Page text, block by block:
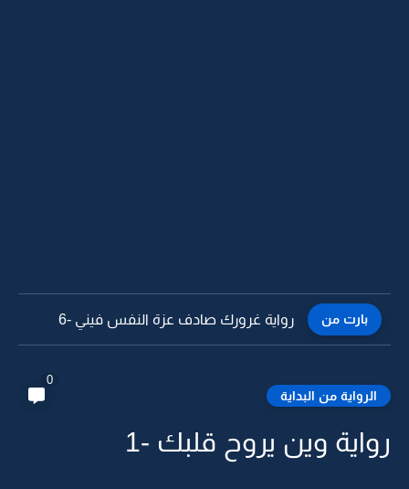
بارت من رواية غرورك صادف عزة النفس فيني -5
الرواية من البداية
0
رواية وين يروح قلبك -1